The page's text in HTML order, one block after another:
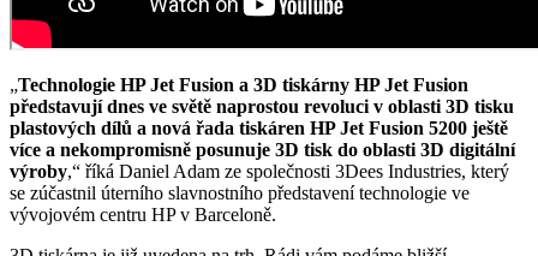
„Technologie HP Jet Fusion a 3D tiskárny HP Jet Fusion
představují dnes ve světě naprostou revoluci v oblasti 3D tisku
plastových dílů a nová řada tiskáren HP Jet Fusion 5200 ještě
více a nekompromisně posunuje 3D tisk do oblasti 3D digitální
výroby,“ říká Daniel Adam ze společnosti 3Dees Industries, který
se zúčastnil úterního slavnostního představení technologie ve
vývojovém centru HP v Barceloně.